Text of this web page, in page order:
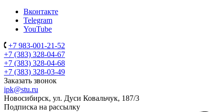
Вконтакте
Telegram
YouTube
+7 983-001-21-52
+7 (383) 328-04-67
+7 (383) 328-04-68
+7 (383) 328-03-49
Заказать звонок
ipk@stu.ru
Новосибирск, ул. Дуси Ковальчук, 187/3
Подписка на рассылку